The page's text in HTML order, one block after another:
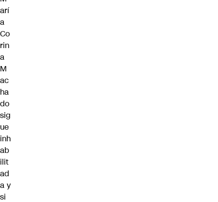
arí
a
Co
rin
a
M
ac
ha
do
sig
ue
inh
ab
ilit
ad
a y
si